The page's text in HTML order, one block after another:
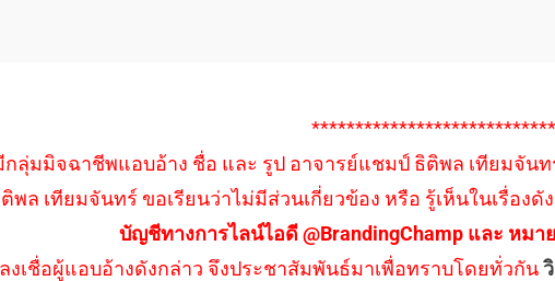
ลุ่มมิจฉาชีพแอบอ้าง ชื่อ และ รูป อาจารย์แชมป์ ธิติพล เทียมจัน
พล เทียมจันทร์ ขอเรียนว่าไม่มีส่วนเกี่ยวข้อง หรือ รู้เห็นในเรื่อ
บัญชีทางการไลน์ไอดี @BrandingChamp และ หมา
งเชื่อผู้แอบอ้างดังกล่าว จึงประชาสัมพันธ์มาเพื่อทราบโดยทั่วกัน